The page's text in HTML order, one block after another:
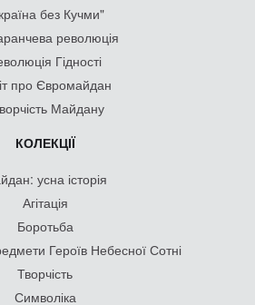
без Кучми"
революція
Гідності
про Євромайдан
Майдану
КОЛЕКЦІЇ
усна історія
Агітація
Боротьба
Героїв Небесної Сотні
Творчість
Символіка